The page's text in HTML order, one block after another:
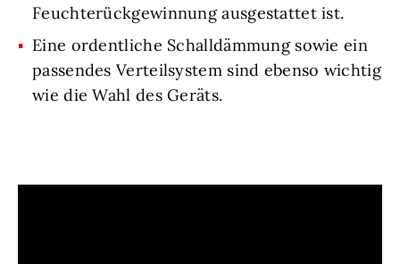
Feuchterückgewinnung ausgestattet ist.
Eine ordentliche Schalldämmung sowie ein
passendes Verteilsystem sind ebenso wichtig
wie die Wahl des Geräts.